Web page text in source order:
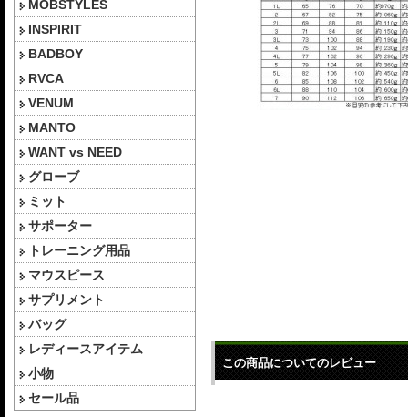
MOBSTYLES
INSPIRIT
BADBOY
RVCA
VENUM
MANTO
WANT vs NEED
グローブ
ミット
サポーター
トレーニング用品
マウスピース
サプリメント
バッグ
レディースアイテム
小物
セール品
この商品についてのレビュー